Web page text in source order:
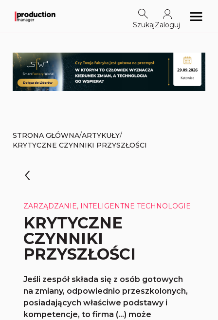
SzukajZaloguj
STRONA GŁÓWNA/ARTYKUŁY/
KRYTYCZNE CZYNNIKI PRZYSZŁOŚCI
ZARZĄDZANIE, INTELIGENTNE TECHNOLOGIE
KRYTYCZNE
CZYNNIKI
PRZYSZŁOŚCI
Jeśli zespół składa się z osób gotowych
na zmiany, odpowiednio przeszkolonych,
posiadających właściwe podstawy i
kompetencje, to firma (…) może